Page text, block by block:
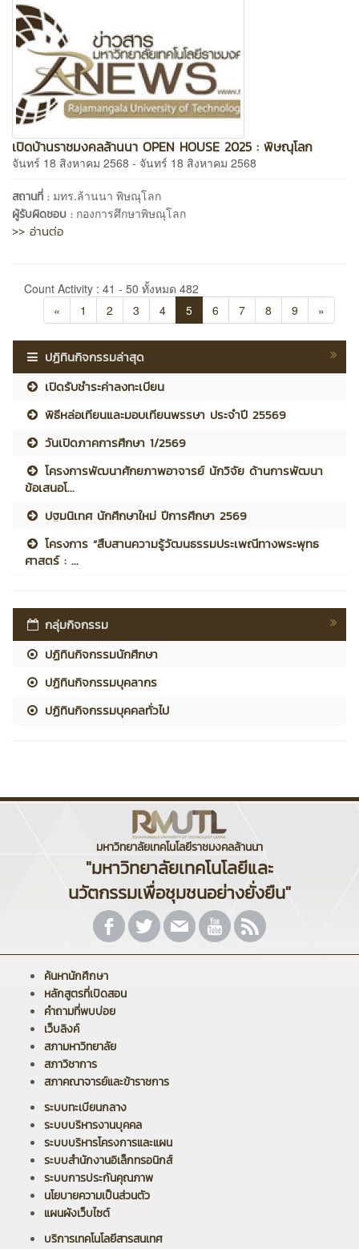
เปิดบ้านราชมงคลล้านนา OPEN HOUSE 2025 : พิษณุโลก
จันทร์ 18 สิงหาคม 2568 - จันทร์ 18 สิงหาคม 2568
สถานที่ : มทร.ล้านนา พิษณุโลก
ผู้รับผิดชอบ : กองการศึกษาพิษณุโลก
>> อ่านต่อ
Count Activity : 41 - 50 ทั้งหมด 482
«
1 2 3 4 5 6 7 8 9 »
ปฏิทินกิจกรรมล่าสุด
เปิดรับชำระค่าลงทะเบียน
พิธีหล่อเทียนและมอบเทียนพรรษา ประจำปี 25569
วันเปิดภาคการศึกษา 1/2569
โครงการพัฒนาศักยภาพอาจารย์ นักวิจัย ด้านการพัฒนา
ข้อเสนอโ...
ปฐมนิเทศ นักศึกษาใหม่ ปีการศึกษา 2569
โครงการ “สืบสานความรู้วัฒนธรรมประเพณีทางพระพุทธ
ศาสตร์ : ...
กลุ่มกิจกรรม
ปฏิทินกิจกรรมนักศึกษา
ปฏิทินกิจกรรมบุคลากร
ปฏิทินกิจกรรมบุคคลทั่วไป
มหาวิทยาลัยเทคโนโลยีราชมงคลล้านนา
"มหาวิทยาลัยเทคโนโลยีและ
นวัตกรรมเพื่อชุมชนอย่างยั่งยืน"
ค้นหานักศึกษา
หลักสูตรที่เปิดสอน
คำถามที่พบบ่อย
เว็บลิงค์
สภามหาวิทยาลัย
สภาวิชาการ
สภาคณาจารย์และข้าราชการ
ระบบทะเบียนกลาง
ระบบบริหารงานบุคคล
ระบบบริหารโครงการและแผน
ระบบสำนักงานอิเล็กทรอนิกส์
ระบบการประกันคุณภาพ
นโยบายความเป็นส่วนตัว
แผนผังเว็บไซต์
บริการเทคโนโลยีสารสนเทศ